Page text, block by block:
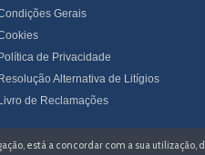
Gerais
Política de Privacidade
Resolução Alternativa de Litígios
Livro de Reclamações
está a concordar com a sua utilização,